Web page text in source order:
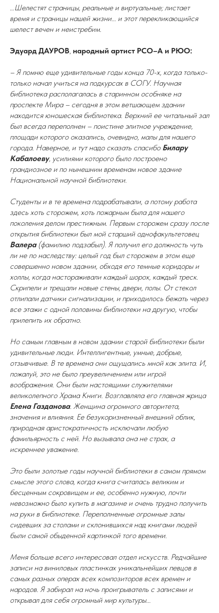
…Шелестят страницы, реальные и виртуальные; листает
время и страницы нашей жизни... и этот перекликающийся
шелест вечен и неистребим.
Эдуард ДАУРОВ, народный артист РСО–А и РЮО:
– Я помню еще удивительные годы конца 70-х, когда только-
только начал учиться на подкурсах в СОГУ. Научная
библиотека располагалась в старинном особняке на
проспекте Мира – сегодня в этом ветшающем здании
находится юношеская библиотека. Верхний ее читальный зал
был всегда переполнен – поистине элитное учреждение,
площади которого оказались, очевидно, малы для нашего
города. Наверное, и тут надо сказать спасибо Билару
Кабалоеву, усилиями которого было построено
грандиозное и по нынешним временам новое здание
Национальной научной библиотеки.
Студенты и в те времена подрабатывали, а потому работа
здесь хоть сторожем, хоть пожарным была для нашего
поколения делом престижным. Первым сторожем сразу после
открытия библиотеки был мой старший однофакультетовец
Валера(фамилию подзабыл). Я получил его должность чуть
ли не по наследству: целый год был сторожем в этом еще
совершенно новом здании, обходя его темные коридоры и
холлы, когда настораживали каждый шорох, каждый треск.
Скрипели и трещали новые стены, двери, полы. От стекол
отлипали датчики сигнализации, и приходилось бежать через
все этажи с одной половины библиотеки на другую, чтобы
прилепить их обратно.
Но самым главным в новом здании старой библиотеки были
удивительные люди. Интеллигентные, умные, добрые,
отзывчивые. В те времена они ощущались мной как элита. И,
пожалуй, это не было преувеличением или игрой
воображения. Они были настоящими служителями
великолепного Храма Книги. Возглавляла его главная жрица
Елена Газданова. Женщина огромного авторитета,
значения и влияния. Ее безукоризненный внешний облик,
природная аристократичность исключали любую
фамильярность с ней. Но вызывала она не страх, а
искреннее уважение.
Это были золотые годы научной библиотеки в самом прямом
смысле этого слова, когда книга считалась великим и
бесценным сокровищем и ее, особенно нужную, почти
невозможно было купить в магазине и очень трудно получить
на руки в библиотеке. Переполненные огромные залы
сидевших за столами и склонившихся над книгами людей
были самой обыденной картинкой того времени.
Меня больше всего интересовал отдел искусств. Редчайшие
записи на виниловых пластинках уникальнейших певцов в
самых разных операх всех композиторов всех времен и
народов. Я забирал на ночь проигрыватель с записями и
открывал для себя огромный мир культуры...